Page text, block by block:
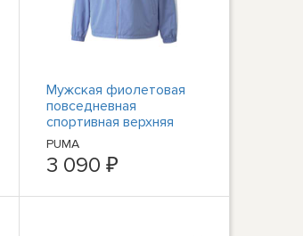
Мужская фиолетовая
повседневная
спортивная верхняя
одежда Puma T7
Fandom Full Zip Track
Jacket 53610
PUMA
3 090 ₽